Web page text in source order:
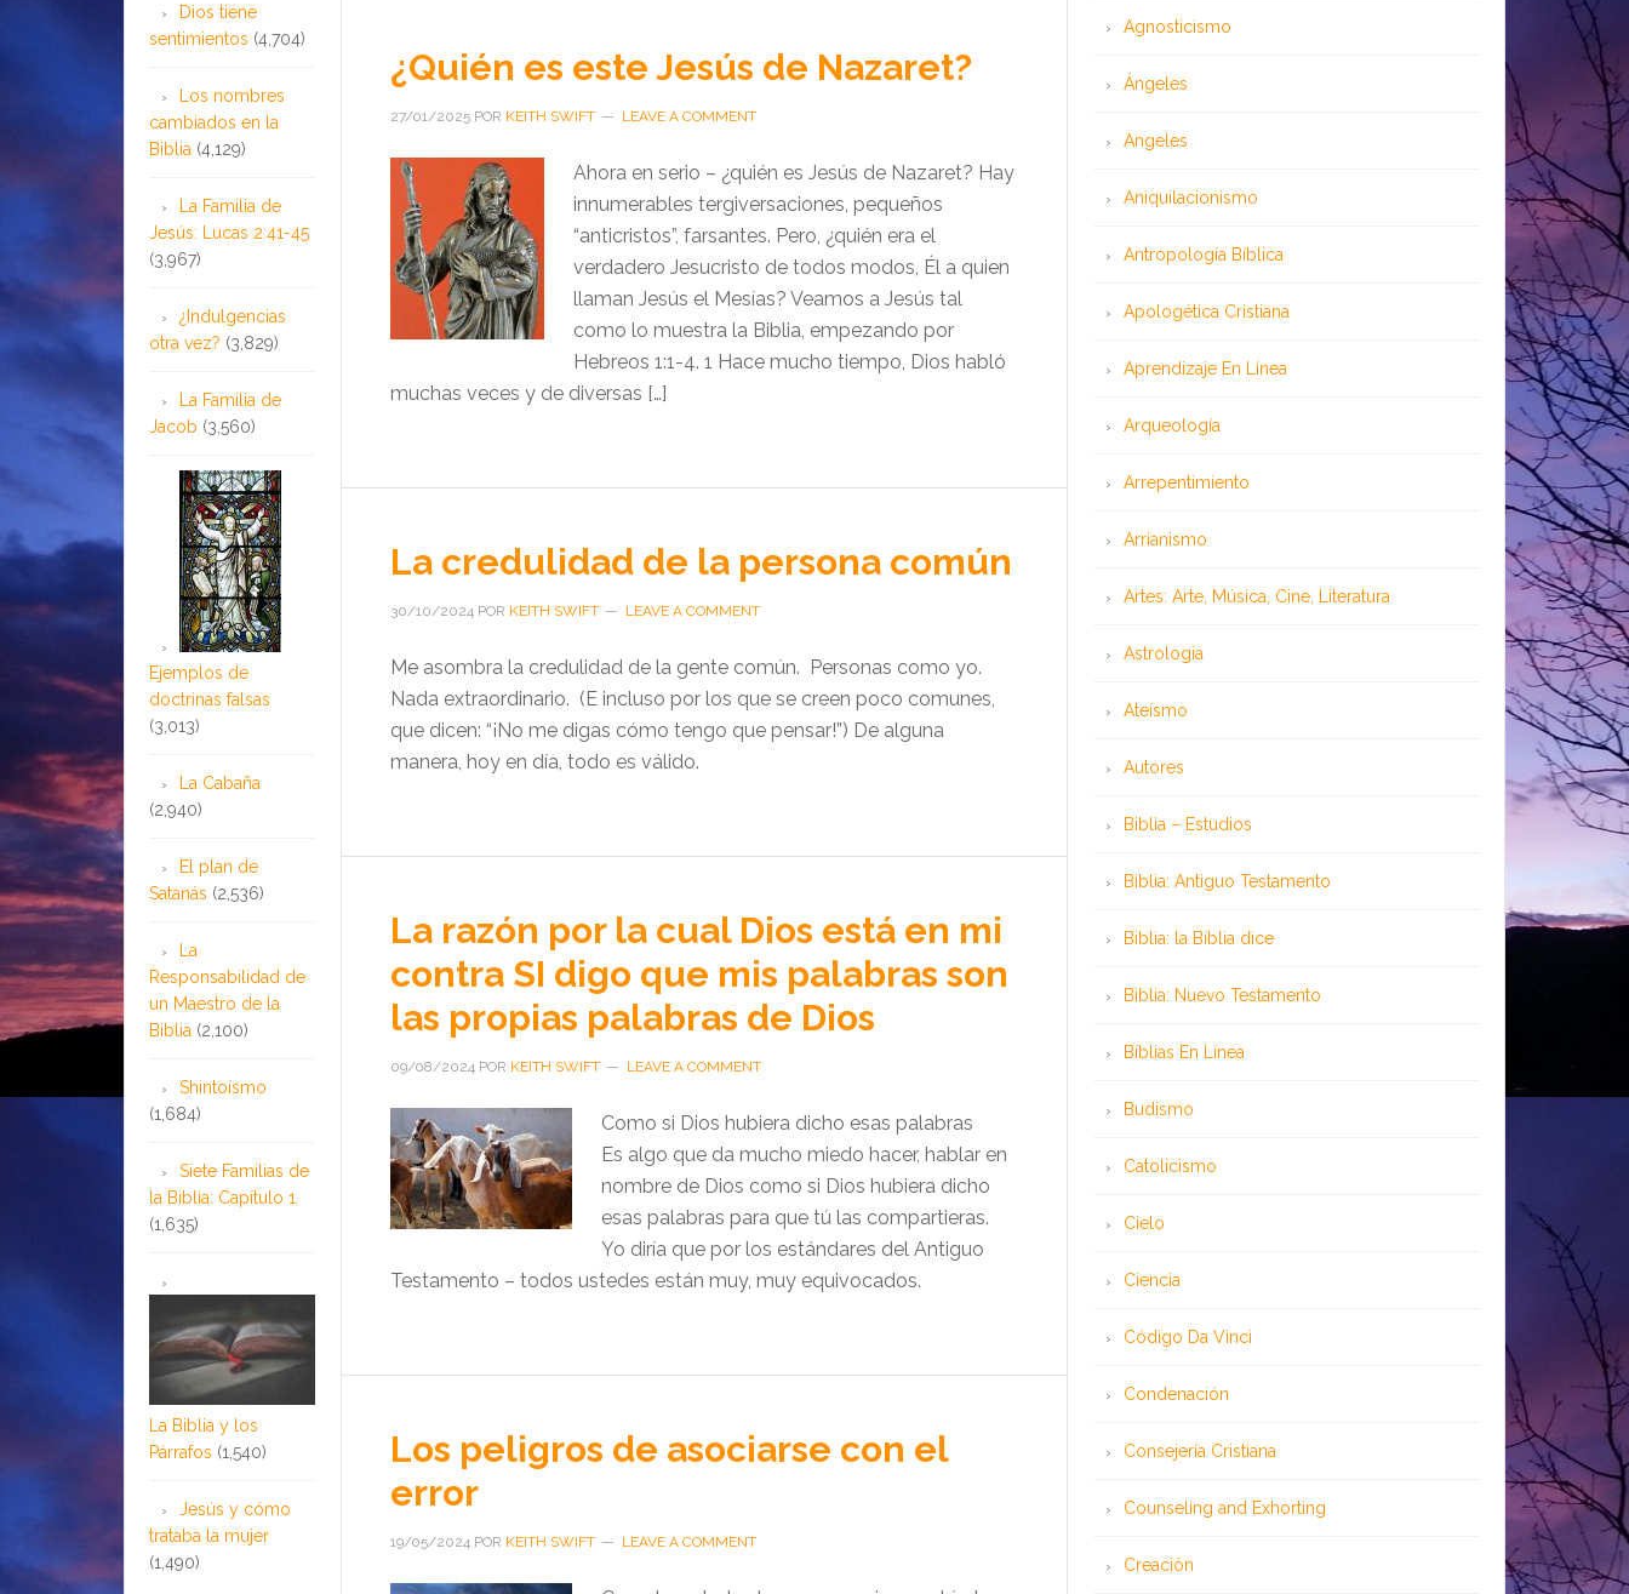
¿Quién es este Jesús de Nazaret?
27/01/2025 POR KEITH SWIFT LEAVE A COMMENT
Ahora en serio – ¿quién es Jesús de Nazaret? Hay
innumerables tergiversaciones, pequeños
“anticristos”, farsantes. Pero, ¿quién era el
verdadero Jesucristo de todos modos, Él a quien
llaman Jesús el Mesías? Veamos a Jesús tal
como lo muestra la Biblia, empezando por
Hebreos 1:1-4. 1 Hace mucho tiempo, Dios habló
muchas veces y de diversas […]
La credulidad de la persona común
30/10/2024 POR KEITH SWIFT LEAVE A COMMENT
Me asombra la credulidad de la gente común. Personas como yo.
Nada extraordinario. (E incluso por los que se creen poco comunes,
que dicen: “¡No me digas cómo tengo que pensar!”) De alguna
manera, hoy en día, todo es válido.
La razón por la cual Dios está en mi
contra SI digo que mis palabras son
las propias palabras de Dios
09/08/2024 POR KEITH SWIFT LEAVE A COMMENT
Como si Dios hubiera dicho esas palabras
Es algo que da mucho miedo hacer, hablar en
nombre de Dios como si Dios hubiera dicho
esas palabras para que tú las compartieras.
Yo diría que por los estándares del Antiguo
Testamento – todos ustedes están muy, muy equivocados.
Los peligros de asociarse con el
error
19/05/2024 POR KEITH SWIFT LEAVE A COMMENT
Agnosticismo
Ángeles
Angeles
Aniquilacionismo
Antropología Bíblica
Apologética Cristiana
Aprendizaje En Línea
Arqueología
Arrepentimiento
Arrianismo
Artes: Arte, Música, Cine, Literatura
Astrología
Ateísmo
Autores
Biblia – Estudios
Biblia: Antiguo Testamento
Biblia: la Biblia dice
Biblia: Nuevo Testamento
Bíblias En Línea
Budismo
Catolicismo
Cielo
Ciencia
Código Da Vinci
Condenación
Consejería Cristiana
Counseling and Exhorting
Creación
Dios tiene
sentimientos (4,704)
Los nombres
cambiados en la
Biblia (4,129)
La Familia de
Jesús: Lucas 2:41-45
(3,967)
¿Indulgencias
otra vez? (3,829)
La Familia de
Jacob (3,560)
Ejemplos de
doctrinas falsas
(3,013)
La Cabaña
(2,940)
El plan de
Satanás (2,536)
La
Responsabilidad de
un Maestro de la
Biblia (2,100)
Shintoísmo
(1,684)
Siete Familias de
la Biblia: Capítulo 1
(1,635)
La Biblia y los
Párrafos (1,540)
Jesús y cómo
trataba la mujer
(1,490)